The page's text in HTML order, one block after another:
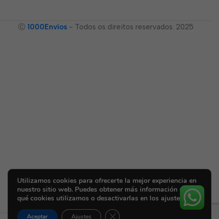
Ⓒ 1000Envíos - Todos os direitos reservados. 2025
Utilizamos cookies para ofrecerte la mejor experiencia en
nuestro sitio web. Puedes obtener más información sobre
qué cookies utilizamos o desactivarlas en los ajustes.
Aceptar Ajustes Cerrar el banner de cookies RGPD